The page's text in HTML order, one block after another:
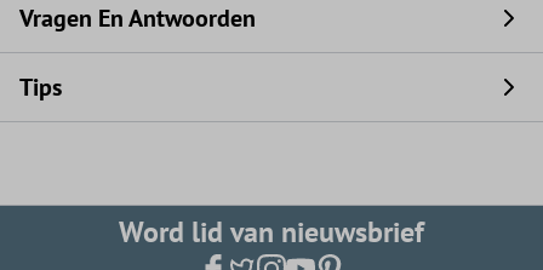
Vragen En Antwoorden
Tips
Word lid van nieuwsbrief